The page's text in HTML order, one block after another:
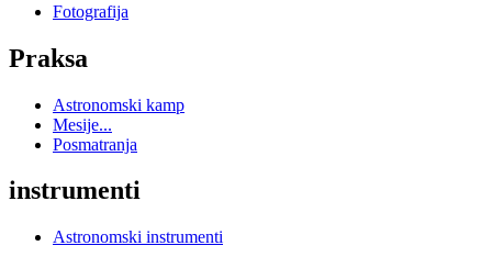
Fotografija
Praksa
Astronomski kamp
Mesije...
Posmatranja
instrumenti
Astronomski instrumenti